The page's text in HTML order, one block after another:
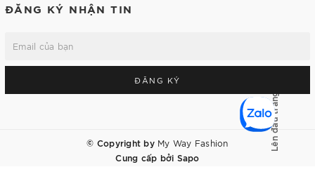
ĐĂNG KÝ NHẬN TIN
ĐĂNG KÝ
© Copyright by My Way Fashion
Cung cấp bởi Sapo
Lên đầu trang